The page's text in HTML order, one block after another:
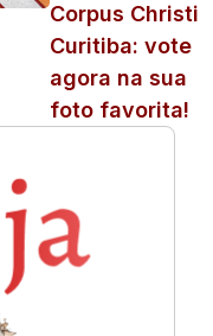
Corpus Christi
Curitiba: vote
agora na sua
foto favorita!